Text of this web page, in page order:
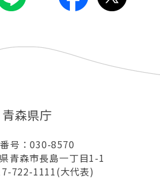
青森県庁
号：030-8570
青森市長島一丁目1-1
722-1111(大代表)